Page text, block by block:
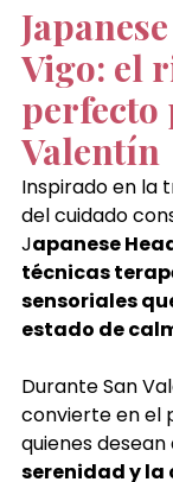
Vigo: el
perfecto
Valentín
Inspirado en la
del cuidado
Japanese
técnicas
sensoriales
estado de
Durante San
convierte en el
quienes
serenidad y la